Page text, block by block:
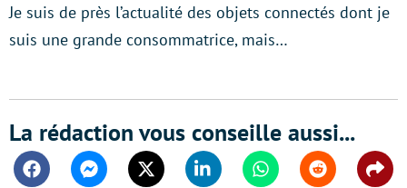
Je suis de près l’actualité des objets connectés dont je
suis une grande consommatrice, mais…
La rédaction vous conseille aussi...
FacebookMessengerTwitter Linkedin WhatsappReddit